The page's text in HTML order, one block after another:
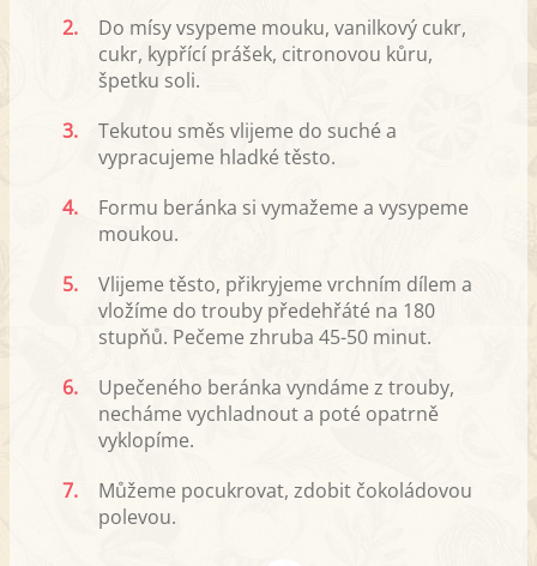
2.
Do mísy vsypeme mouku, vanilkový cukr,
cukr, kypřící prášek, citronovou kůru,
špetku soli.
3.
Tekutou směs vlijeme do suché a
vypracujeme hladké těsto.
4.
Formu beránka si vymažeme a vysypeme
moukou.
5.
Vlijeme těsto, přikryjeme vrchním dílem a
vložíme do trouby předehřáté na 180
stupňů. Pečeme zhruba 45-50 minut.
6.
Upečeného beránka vyndáme z trouby,
necháme vychladnout a poté opatrně
vyklopíme.
7.
Můžeme pocukrovat, zdobit čokoládovou
polevou.